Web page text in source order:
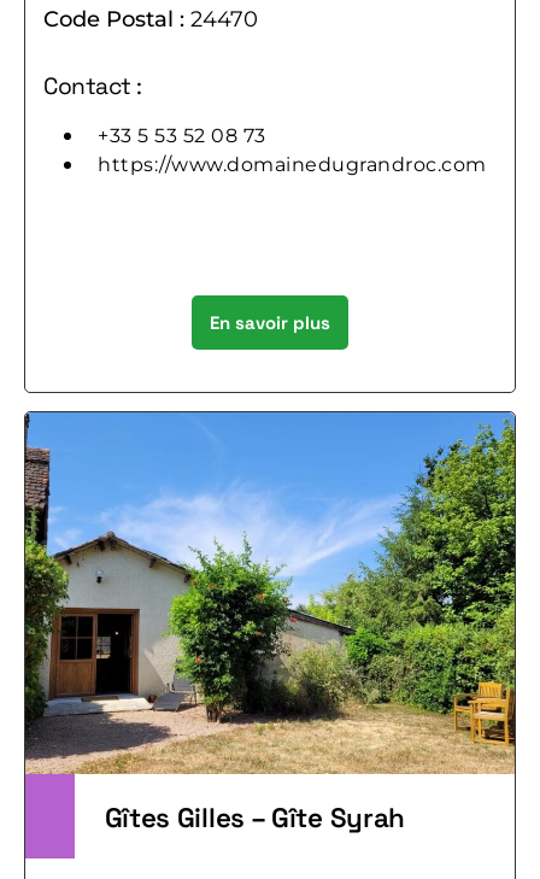
Code Postal : 24470
Contact :
+33 5 53 52 08 73
https://www.domainedugrandroc.com
En savoir plus
Gîtes Gilles – Gîte Syrah